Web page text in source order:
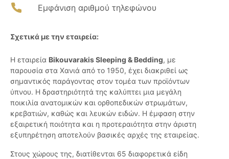
Εμφάνιση αριθμού τηλεφώνου
Σχετικά με την εταιρεία:
Η εταιρεία Bikouvarakis Sleeping & Bedding, με
παρουσία στα Χανιά από το 1950, έχει διακριθεί ως
σημαντικός παράγοντας στον τομέα των προϊόντων
ύπνου. Η δραστηριότητά της καλύπτει μια μεγάλη
ποικιλία ανατομικών και ορθοπεδικών στρωμάτων,
κρεβατιών, καθώς και λευκών ειδών. Η έμφαση στην
εξαιρετική ποιότητα και η προτεραιότητα στην άριστη
εξυπηρέτηση αποτελούν βασικές αρχές της εταιρείας.
Στους χώρους της, διατίθενται 65 διαφορετικά είδη